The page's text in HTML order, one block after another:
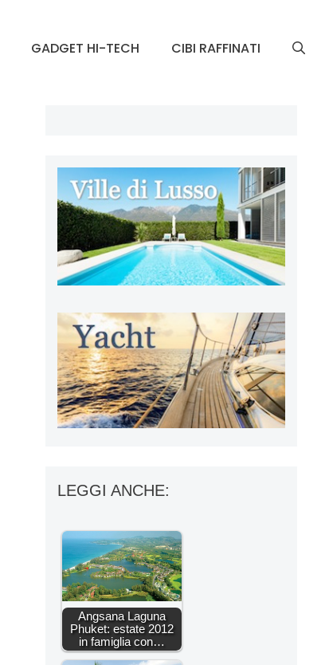
GADGET HI-TECH CIBI RAFFINATI
LEGGI ANCHE:
Angsana Laguna
Phuket: estate 2012
in famiglia con…